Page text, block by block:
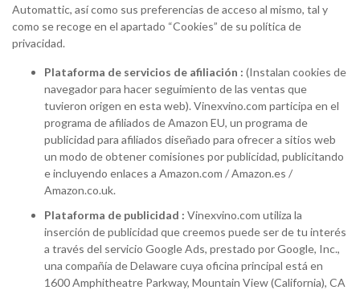
Automattic, así como sus preferencias de acceso al mismo, tal y
como se recoge en el apartado “Cookies” de su política de
privacidad.
Plataforma de servicios de afiliación : (Instalan cookies de
navegador para hacer seguimiento de las ventas que
tuvieron origen en esta web). Vinexvino.com participa en el
programa de afiliados de Amazon EU, un programa de
publicidad para afiliados diseñado para ofrecer a sitios web
un modo de obtener comisiones por publicidad, publicitando
e incluyendo enlaces a Amazon.com / Amazon.es /
Amazon.co.uk.
Plataforma de publicidad : Vinexvino.com utiliza la
inserción de publicidad que creemos puede ser de tu interés
a través del servicio Google Ads, prestado por Google, Inc.,
una compañía de Delaware cuya oficina principal está en
1600 Amphitheatre Parkway, Mountain View (California), CA